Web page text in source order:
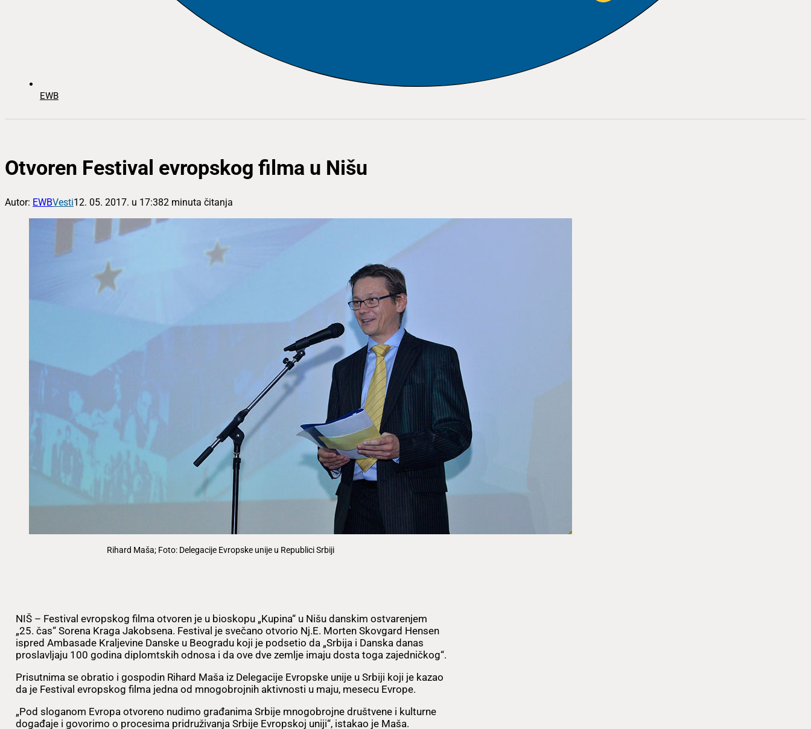
EWB
Otvoren Festival evropskog filma u Nišu
Autor: EWBVesti12. 05. 2017. u 17:382 minuta čitanja
Rihard Maša; Foto: Delegacije Evropske unije u Republici Srbiji
NIŠ – Festival evropskog filma otvoren je u bioskopu „Kupina“ u Nišu danskim ostvarenjem
„25. čas“ Sorena Kraga Jakobsena. Festival je svečano otvorio Nj.E. Morten Skovgard Hensen
ispred Ambasade Kraljevine Danske u Beogradu koji je podsetio da „Srbija i Danska danas
proslavljaju 100 godina diplomtskih odnosa i da ove dve zemlje imaju dosta toga zajedničkog“.
Prisutnima se obratio i gospodin Rihard Maša iz Delegacije Evropske unije u Srbiji koji je kazao
da je Festival evropskog filma jedna od mnogobrojnih aktivnosti u maju, mesecu Evrope.
„Pod sloganom Evropa otvoreno nudimo građanima Srbije mnogobrojne društvene i kulturne
događaje i govorimo o procesima pridruživanja Srbije Evropskoj uniji“, istakao je Maša.